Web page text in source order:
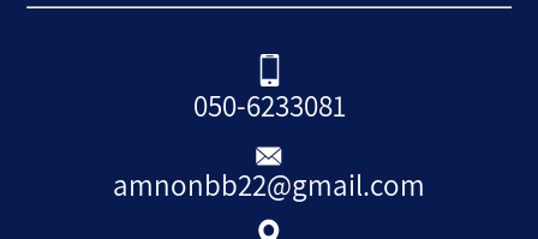
050-6233081
amnonbb22@gmail.com